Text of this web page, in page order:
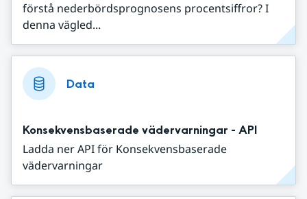
förstå nederbördsprognosens procentsiffror? I
denna vägled...
Data
Konsekvensbaserade vädervarningar - API
Ladda ner API för Konsekvensbaserade
vädervarningar